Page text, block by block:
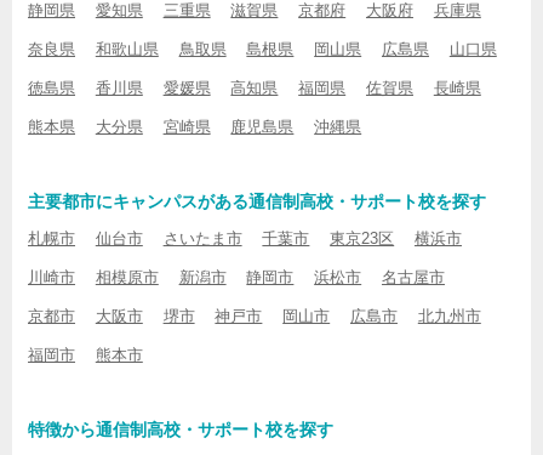
静岡県 愛知県 三重県 滋賀県 京都府 大阪府 兵庫県
奈良県 和歌山県 鳥取県 島根県 岡山県 広島県 山口県
徳島県 香川県 愛媛県 高知県 福岡県 佐賀県 長崎県
熊本県 大分県 宮崎県 鹿児島県 沖縄県
主要都市にキャンパスがある通信制高校・サポート校を探す
札幌市 仙台市 さいたま市 千葉市 東京23区 横浜市
川崎市 相模原市 新潟市 静岡市 浜松市 名古屋市
京都市 大阪市 堺市 神戸市 岡山市 広島市 北九州市
福岡市 熊本市
特徴から通信制高校・サポート校を探す